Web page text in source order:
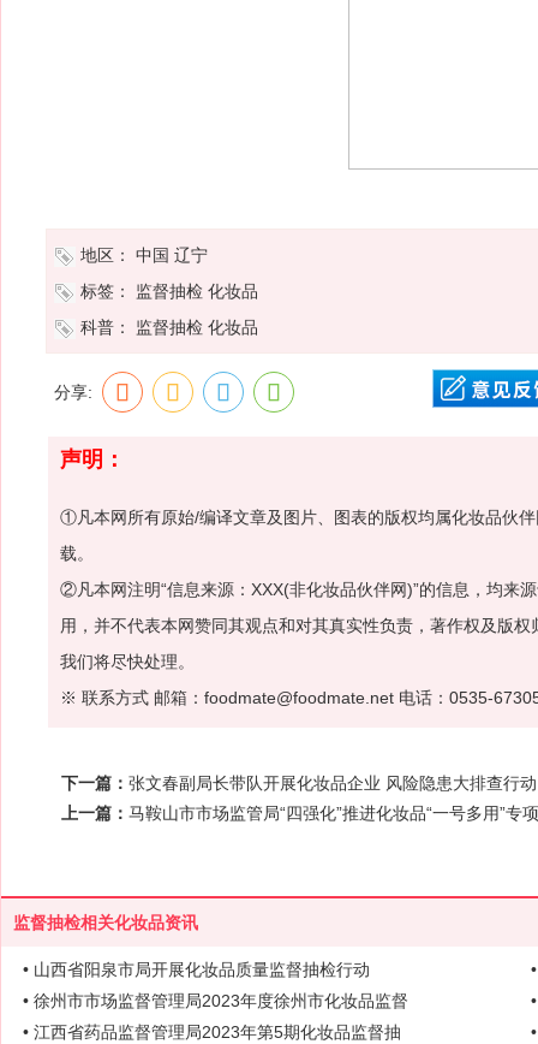
地区： 中国 辽宁
标签：
监督抽检 化妆品
科普：
监督抽检 化妆品
分享:
声明：
①凡本网所有原始/编译文章及图片、图表的版权均属化妆品伙
载。
②凡本网注明“信息来源：XXX(非化妆品伙伴网)”的信息，均来
用，并不代表本网赞同其观点和对其真实性负责，著作权及版
我们将尽快处理。
※ 联系方式 邮箱：foodmate@foodmate.net 电话：0535-
下一篇： 张文春副局长带队开展化妆品企业 风险隐患大排查行动
上一篇： 马鞍山市市场监管局“四强化”推进化妆品“一号多用”专
监督抽检相关化妆品资讯
• 山西省阳泉市局开展化妆品质量监督抽检行动
• 徐州市市场监督管理局2023年度徐州市化妆品监督
• 江西省药品监督管理局2023年第5期化妆品监督抽